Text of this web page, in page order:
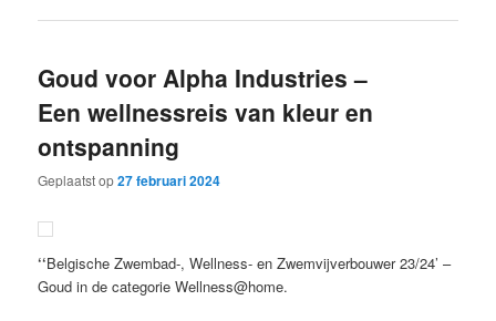
Goud voor Alpha Industries –
Een wellnessreis van kleur en
ontspanning
Geplaatst op27 februari 2024
‘‘Belgische Zwembad-, Wellness- en Zwemvijverbouwer 23/24’ –
Goud in de categorie Wellness@home.